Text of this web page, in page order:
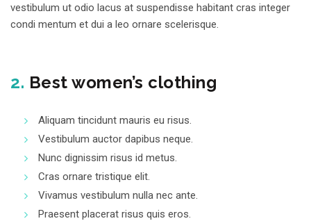
vestibulum ut odio lacus at suspendisse habitant cras integer
condi mentum et dui a leo ornare scelerisque.
2. Best women’s clothing
Aliquam tincidunt mauris eu risus.
Vestibulum auctor dapibus neque.
Nunc dignissim risus id metus.
Cras ornare tristique elit.
Vivamus vestibulum nulla nec ante.
Praesent placerat risus quis eros.